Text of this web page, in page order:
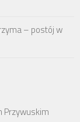
– postój w
Przywuskim